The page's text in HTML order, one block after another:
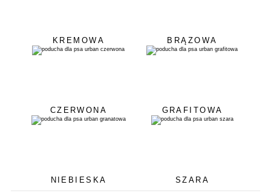
KREMOWA BRĄZOWA
CZERWONA GRAFITOWA
NIEBIESKA SZARA